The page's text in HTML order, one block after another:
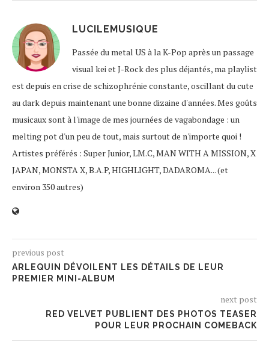
LUCILEMUSIQUE
Passée du metal US à la K-Pop après un passage
visual kei et J-Rock des plus déjantés, ma playlist
est depuis en crise de schizophrénie constante, oscillant du cute
au dark depuis maintenant une bonne dizaine d'années. Mes goûts
musicaux sont à l'image de mes journées de vagabondage : un
melting pot d'un peu de tout, mais surtout de n'importe quoi !
Artistes préférés : Super Junior, LM.C, MAN WITH A MISSION, X
JAPAN, MONSTA X, B.A.P, HIGHLIGHT, DADAROMA... (et
environ 350 autres)
previous post
ARLEQUIN DÉVOILENT LES DÉTAILS DE LEUR
PREMIER MINI-ALBUM
next post
RED VELVET PUBLIENT DES PHOTOS TEASER
POUR LEUR PROCHAIN COMEBACK